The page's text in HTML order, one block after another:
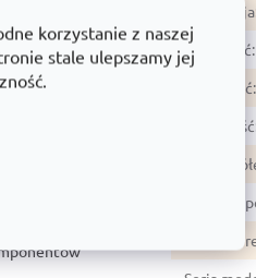
korzystanie z naszej
stale ulepszamy jej
Gwarancja
Wysokość:
Szerokość:
Głębokość
Liczba
Materiał
Nośność